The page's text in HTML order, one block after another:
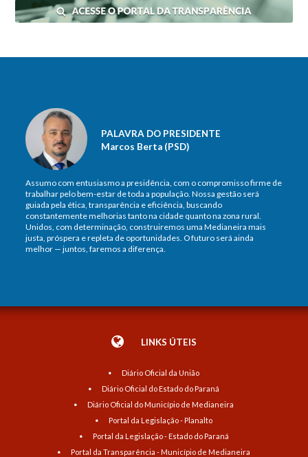
PALAVRA DO PRESIDENTE
Marcos Berta (PSD)
Assumo com entusiasmo a presidência, com o compromisso firme de
trabalhar pelo bem-estar de toda a população. Nossa gestão será
guiada pela ética, transparência e eficiência, buscando
constantemente melhorias tanto na cidade quanto na zona rural.
Unidos, com determinação, construiremos uma Medianeira mais
justa, próspera e repleta de oportunidades. O futuro será ainda
melhor — juntos, faremos a diferença.
LINKS ÚTEIS
Diário Oficial da União
Diário Oficial do Estado do Paraná
Diário Oficial do Município de Medianeira
Portal da Legislação - Planalto
Portal da Legislação - Estado do Paraná
Portal da Transparência - Município de Medianeira